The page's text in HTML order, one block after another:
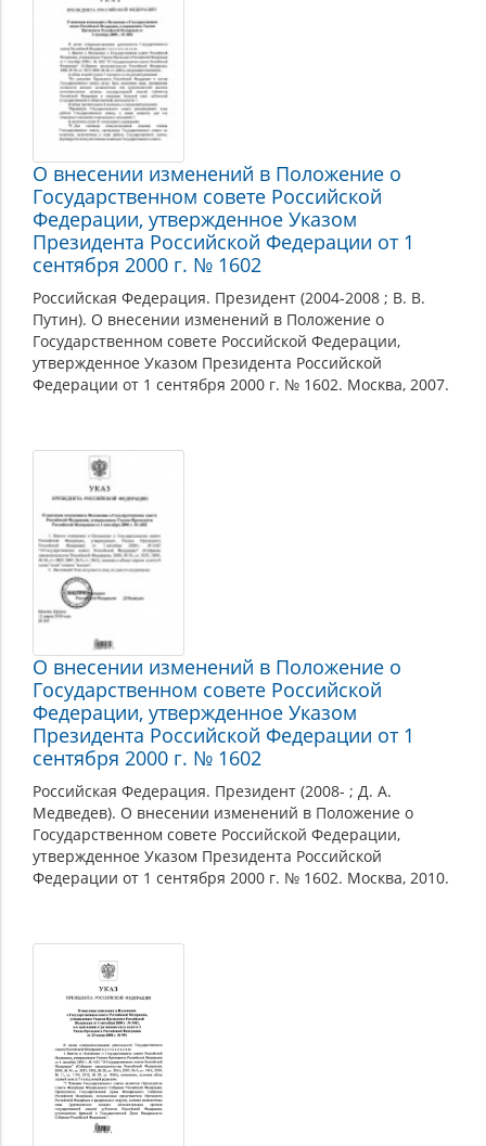
О внесении изменений в Положение о
Государственном совете Российской
Федерации, утвержденное Указом
Президента Российской Федерации от 1
сентября 2000 г. № 1602
Российская Федерация. Президент (2004-2008 ; В. В.
Путин). О внесении изменений в Положение о
Государственном совете Российской Федерации,
утвержденное Указом Президента Российской
Федерации от 1 сентября 2000 г. № 1602. Москва, 2007.
О внесении изменений в Положение о
Государственном совете Российской
Федерации, утвержденное Указом
Президента Российской Федерации от 1
сентября 2000 г. № 1602
Российская Федерация. Президент (2008- ; Д. А.
Медведев). О внесении изменений в Положение о
Государственном совете Российской Федерации,
утвержденное Указом Президента Российской
Федерации от 1 сентября 2000 г. № 1602. Москва, 2010.